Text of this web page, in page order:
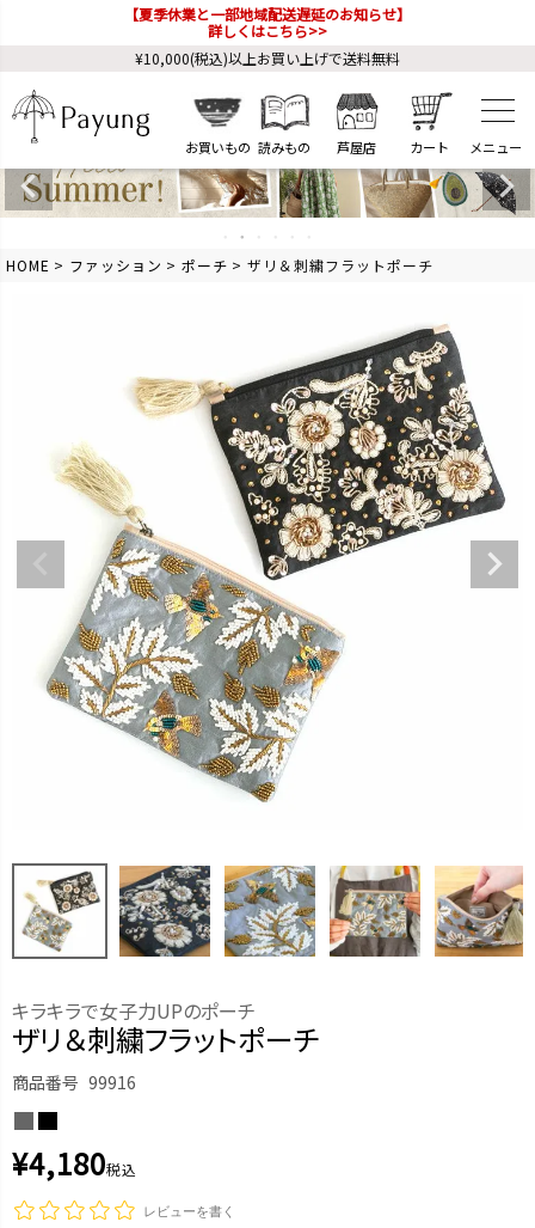
【夏季休業と一部地域配送遅延のお知らせ】
詳しくはこちら>>
¥10,000(税込)以上お買い上げで送料無料
お買いもの 読みもの 芦屋店 カート
HOME ファッション ポーチ ザリ＆刺繍フラットポーチ
キラキラで女子力UPのポーチ
ザリ＆刺繍フラットポーチ
商品番号 99916
¥4,180税込
レビューを書く